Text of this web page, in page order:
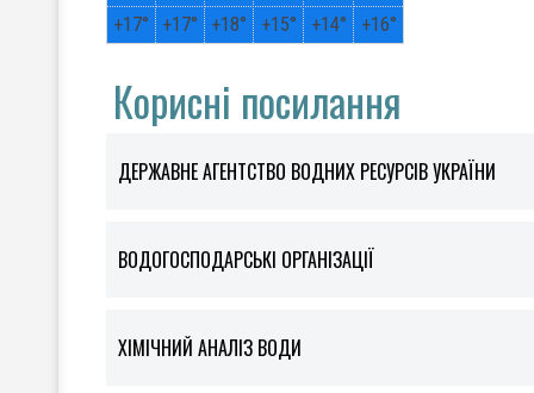
+17° +17° +18° +15° +14° +16°
Корисні посилання
ДЕРЖАВНЕ АГЕНТСТВО ВОДНИХ РЕСУРСІВ УКРАЇНИ
ВОДОГОСПОДАРСЬКІ ОРГАНІЗАЦІЇ
ХІМІЧНИЙ АНАЛІЗ ВОДИ